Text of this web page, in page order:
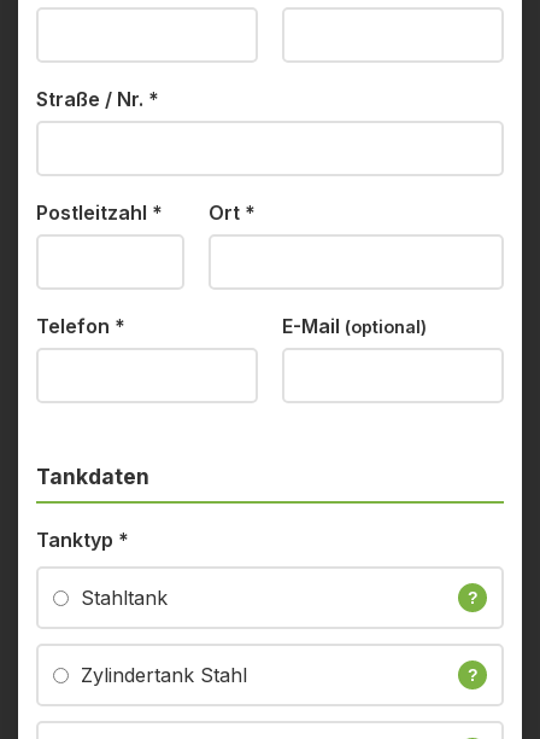
Straße / Nr. *
Postleitzahl * Ort *
Telefon * E-Mail (optional)
Tankdaten
Tanktyp *
Stahltank ?
Zylindertank Stahl ?